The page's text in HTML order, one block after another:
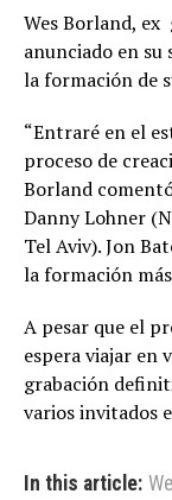
Wes Borland, ex
anunciado en
la formación de
“Entraré en el
proceso de
Borland
Danny Lohner
Tel Aviv). Jon
la formación
A pesar que el
espera viajar en
grabación
varios invitados
In this article: